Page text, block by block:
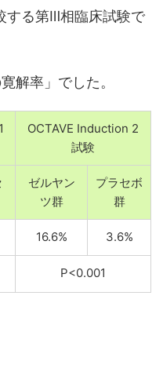
する第Ⅲ相臨床試験で
解率」でした。
OCTAVE Induction 2
試験
ゼルヤン
ツ群
プラセボ
群
16.6% 3.6%
P<0.001